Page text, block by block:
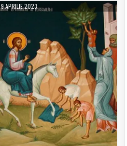
9 APRILIE 2023